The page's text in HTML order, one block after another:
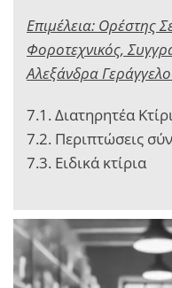
Επιμέλεια: Ορέστης
Φοροτεχνικός,
Αλεξάνδρα
7.1. Διατηρητέα
7.2. Περιπτώσεις
7.3. Ειδικά κτίρια